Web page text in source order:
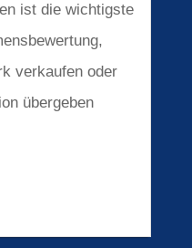
ist die wichtigste
verkaufen oder
übergeben